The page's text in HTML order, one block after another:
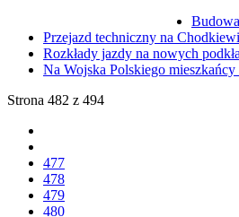
Przejazd techniczny na
Rozkłady jazdy na nowych
Na Wojska Polskiego mieszkańcy
Strona 482 z 494
477
478
479
480